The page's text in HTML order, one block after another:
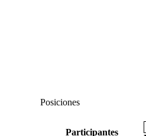
Posiciones
Participantes